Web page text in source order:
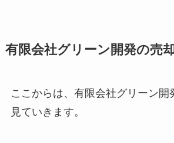
有限会社グリーン開発の売
ここからは、有限会社グリーン開
見ていきます。